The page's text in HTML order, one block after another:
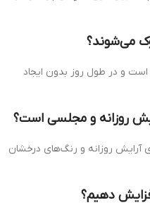
و در طول روز بدون ایجاد
آرایش روزانه و رنگ‌های درخشان